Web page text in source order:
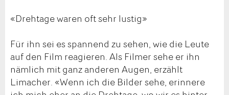
«Drehtage waren oft sehr lustig»
Für ihn sei es spannend zu sehen, wie die Leute
auf den Film reagieren. Als Filmer sehe er ihn
nämlich mit ganz anderen Augen, erzählt
Limacher. «Wenn ich die Bilder sehe, erinnere